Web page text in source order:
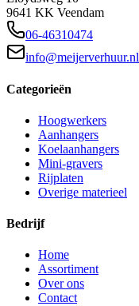
9641 KK Veendam
06-46310474
info@meijerverhuur.nl
Categorieën
Hoogwerkers
Aanhangers
Koelaanhangers
Mini-gravers
Rijplaten
Overige materieel
Bedrijf
Home
Assortiment
Over ons
Contact